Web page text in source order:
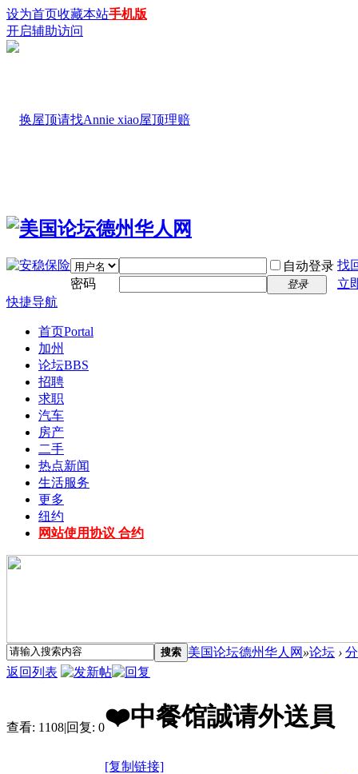
设为首页收藏本站手机版
开启辅助访问
自动登录 找
密码
登录
立
快捷导航
首页Portal
加州
论坛BBS
招聘
求职
汽车
房产
二手
热点新闻
生活服务
更多
纽约
网站使用协议 合约
搜索 美国论坛德州华人网 »论坛 ›
返回列表
查看: 1108|回复: 0❤️中餐馆誠请外送員
[复制链接]